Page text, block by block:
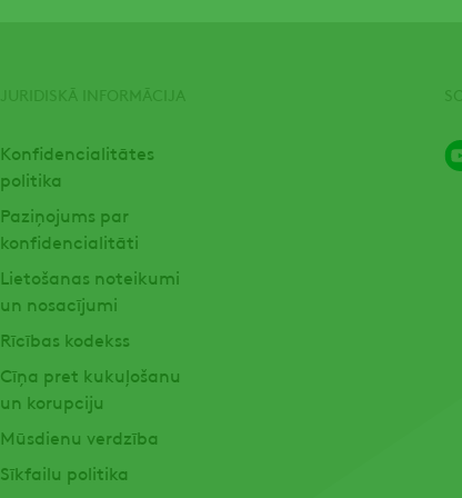
Konfidencialitātes
politika
Paziņojums par
konfidencialitāti
Lietošanas noteikumi
un nosacījumi
Rīcības kodekss
Cīņa pret kukuļošanu
un korupciju
Mūsdienu verdzība
Sīkfailu politika